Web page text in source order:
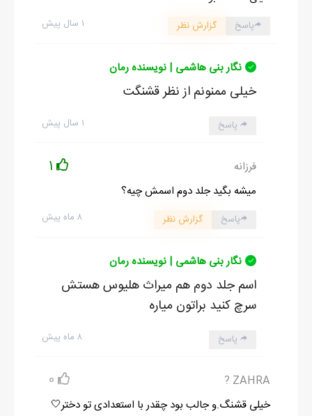
۱ سال پیش پاسخ گزارش نظر
نگار بنی هاشمی | نویسنده رمان
خیلی ممنونم از نظر قشنگت
۱ سال پیش پاسخ
فرزانه 1
میشه بگید جلد دوم اسمش چیه؟
۸ ماه پیش پاسخ گزارش نظر
نگار بنی هاشمی | نویسنده رمان
اسم جلد دوم هم میراث هلیوس هستش
سرچ کنید براتون میاره
۸ ماه پیش پاسخ
ZAHRA ?
0
خیلی قشنگ.و جالب بود چقدر با استعدادی تو دختر🤍